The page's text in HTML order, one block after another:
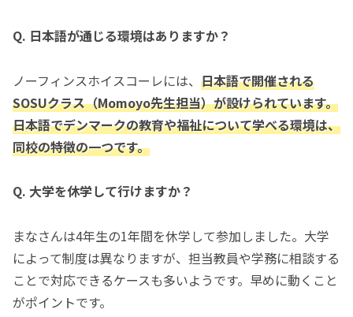
Q. 日本語が通じる環境はありますか？
ノーフィンスホイスコーレには、 日本語で開催される
SOSUクラス（Momoyo先生担当）が設けられています。
日本語でデンマークの教育や福祉について学べる環境は、
同校の特徴の一つです。
Q. 大学を休学して行けますか？
まなさんは4年生の1年間を休学して参加しました。大学
によって制度は異なりますが、担当教員や学務に相談する
ことで対応できるケースも多いようです。早めに動くこと
がポイントです。